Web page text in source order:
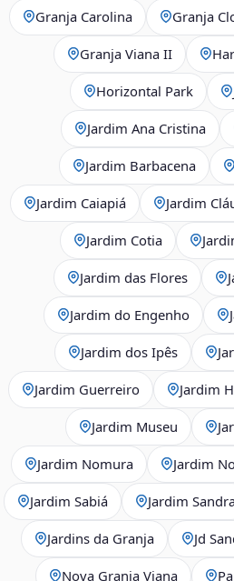
Granja Carolina Granja
Granja Viana II
Horizontal Park
Jardim Ana Cristina
Jardim Barbacena
Jardim Caiapiá Jardim
Jardim Cotia
Jardim das Flores
Jardim do Engenho
Jardim dos Ipês
Jardim Guerreiro Jardim
Jardim Museu
Jardim Nomura Jardim
Jardim Sabiá Jardim Sandra
Jardins da Granja Jd
Nova Granja Viana